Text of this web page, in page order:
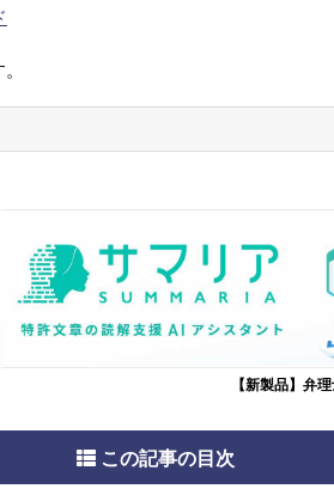
【新製品】弁
この記事の目次